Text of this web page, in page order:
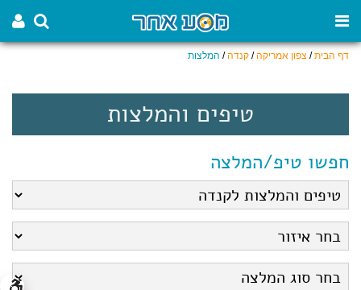
דף הבית/ צפון אמריקה/ קנדה/ המלצות
טיפים והמלצות
חפשו טיפ/המלצה